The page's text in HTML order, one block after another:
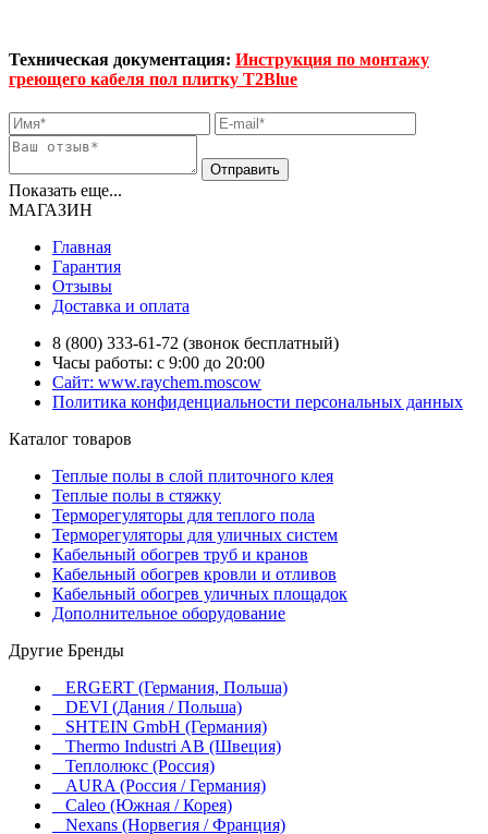
Техническая документация: Инструкция по монтажу
греющего кабеля пол плитку T2Blue
Показать еще...
МАГАЗИН
Главная
Гарантия
Отзывы
Доставка и оплата
8 (800) 333-61-72 (звонок бесплатный)
Часы работы: с 9:00 до 20:00
Сайт: www.raychem.moscow
Политика конфиденциальности персональных данных
Каталог товаров
Теплые полы в слой плиточного клея
Теплые полы в стяжку
Терморегуляторы для теплого пола
Терморегуляторы для уличных систем
Кабельный обогрев труб и кранов
Кабельный обогрев кровли и отливов
Кабельный обогрев уличных площадок
Дополнительное оборудование
Другие Бренды
ERGERT (Германия, Польша)
DEVI (Дания / Польша)
SHTEIN GmbH (Германия)
Thermo Industri AB (Швеция)
Теплолюкс (Россия)
AURA (Россия / Германия)
Caleo (Южная / Корея)
Nexans (Норвегия / Франция)